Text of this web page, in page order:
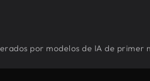
por modelos de IA de primer